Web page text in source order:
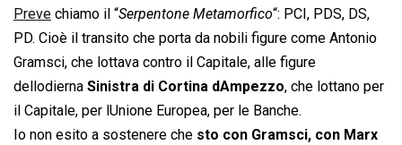
Preve chiamo il “Serpentone Metamorfico“: PCI, PDS, DS,
PD. Cioè il transito che porta da nobili figure come Antonio
Gramsci, che lottava contro il Capitale, alle figure
dellodierna Sinistra di Cortina dAmpezzo, che lottano per
il Capitale, per lUnione Europea, per le Banche.
Io non esito a sostenere che sto con Gramsci, con Marx